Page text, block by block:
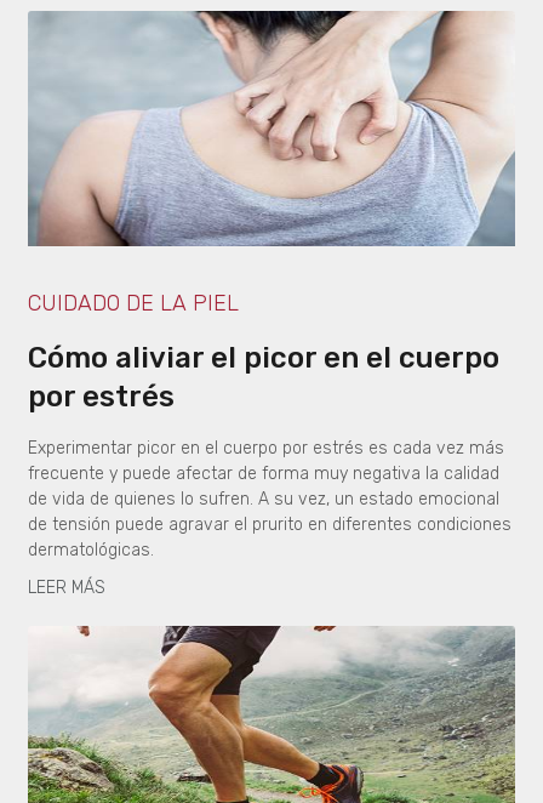
CUIDADO DE LA PIEL
Cómo aliviar el picor en el cuerpo
por estrés
Experimentar picor en el cuerpo por estrés es cada vez más
frecuente y puede afectar de forma muy negativa la calidad
de vida de quienes lo sufren. A su vez, un estado emocional
de tensión puede agravar el prurito en diferentes condiciones
dermatológicas.
LEER MÁS